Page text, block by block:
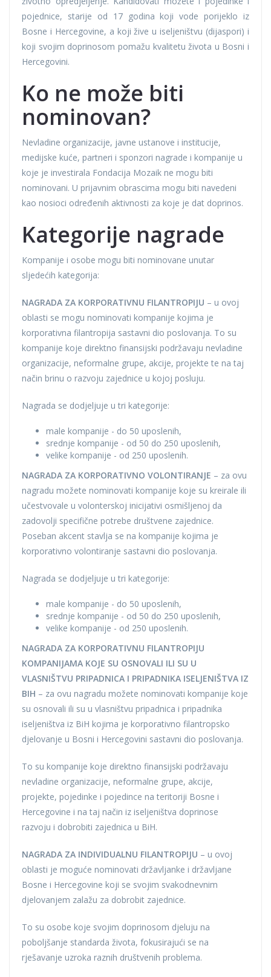
pojednice, starije od 17 godina koji vode porijeklo iz
Bosne i Hercegovine, a koji žive u iseljeništvu (dijaspori) i
koji svojim doprinosom pomažu kvalitetu života u Bosni i
Hercegovini.
Ko ne može biti
nominovan?
Nevladine organizacije, javne ustanove i institucije,
medijske kuće, partneri i sponzori nagrade i kompanije u
koje je investirala Fondacija Mozaik ne mogu biti
nominovani. U prijavnim obrascima mogu biti navedeni
kao nosioci određenih aktivnosti za koje je dat doprinos.
Kategorije nagrade
Kompanije i osobe mogu biti nominovane unutar
sljedećih kategorija:
NAGRADA ZA KORPORATIVNU FILANTROPIJU – u ovoj
oblasti se mogu nominovati kompanije kojima je
korporativna filantropija sastavni dio poslovanja. To su
kompanije koje direktno finansijski podržavaju nevladine
organizacije, neformalne grupe, akcije, projekte te na taj
način brinu o razvoju zajednice u kojoj posluju.
Nagrada se dodjeljuje u tri kategorije:
male kompanije - do 50 uposlenih,
srednje kompanije - od 50 do 250 uposlenih,
velike kompanije - od 250 uposlenih.
NAGRADA ZA KORPORATIVNO VOLONTIRANJE – za ovu
nagradu možete nominovati kompanije koje su kreirale ili
učestvovale u volonterskoj inicijativi osmišljenoj da
zadovolji specifične potrebe društvene zajednice.
Poseban akcent stavlja se na kompanije kojima je
korporativno volontiranje sastavni dio poslovanja.
Nagrada se dodjeljuje u tri kategorije:
male kompanije - do 50 uposlenih,
srednje kompanije - od 50 do 250 uposlenih,
velike kompanije - od 250 uposlenih.
NAGRADA ZA KORPORATIVNU FILANTROPIJU
KOMPANIJAMA KOJE SU OSNOVALI ILI SU U
VLASNIŠTVU PRIPADNICA I PRIPADNIKA ISELJENIŠTVA IZ
BIH – za ovu nagradu možete nominovati kompanije koje
su osnovali ili su u vlasništvu pripadnica i pripadnika
iseljeništva iz BiH kojima je korporativno filantropsko
djelovanje u Bosni i Hercegovini sastavni dio poslovanja.
To su kompanije koje direktno finansijski podržavaju
nevladine organizacije, neformalne grupe, akcije,
projekte, pojedinke i pojedince na teritoriji Bosne i
Hercegovine i na taj način iz iseljeništva doprinose
razvoju i dobrobiti zajednica u BiH.
NAGRADA ZA INDIVIDUALNU FILANTROPIJU – u ovoj
oblasti je moguće nominovati državljanke i državljane
Bosne i Hercegovine koji se svojim svakodnevnim
djelovanjem zalažu za dobrobit zajednice.
To su osobe koje svojim doprinosom djeluju na
poboljšanje standarda života, fokusirajući se na
rješavanje uzroka raznih društvenih problema.